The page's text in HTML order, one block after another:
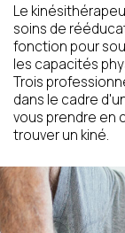
Le
soins de
fonction pour
les capacités
Trois
dans le cadre
vous prendre en
trouver un kiné.